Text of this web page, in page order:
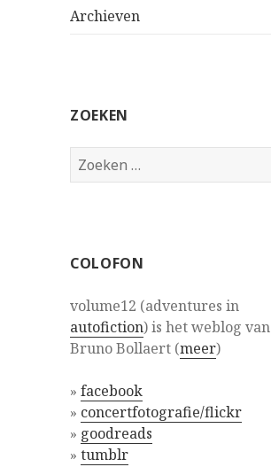
Archieven
ZOEKEN
Zoeken
naar:
COLOFON
volume12 (adventures in
autofiction) is het weblog van
Bruno Bollaert (meer)
»facebook
» concertfotografie/flickr
» goodreads
»tumblr